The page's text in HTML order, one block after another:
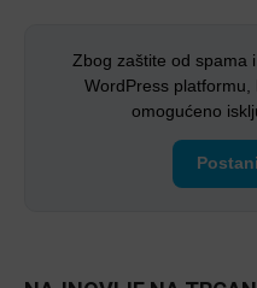
Zbog zaštite od spama
WordPress
omogućeno